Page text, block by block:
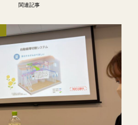
関連記事